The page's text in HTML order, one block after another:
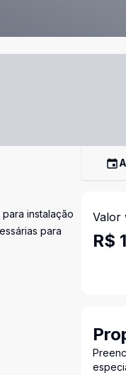
instalação
para
Valor
R$